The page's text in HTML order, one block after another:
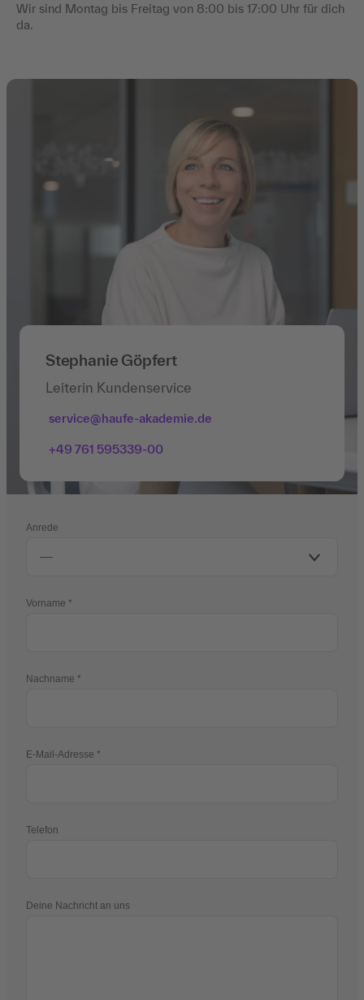
Wir sind Montag bis Freitag von 8:00 bis 17:00 Uhr für dich
da.
Stephanie Göpfert
Leiterin Kundenservice
service@haufe-akademie.de
+49 761 595339-00
Anrede
Vorname
Nachname
E-Mail-Adresse
Telefon
Deine Nachricht an uns